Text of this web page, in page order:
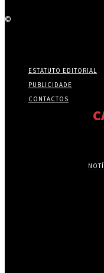
©
ESTATUTO EDITORIAL
PUBLICIDADE
CONTACTOS